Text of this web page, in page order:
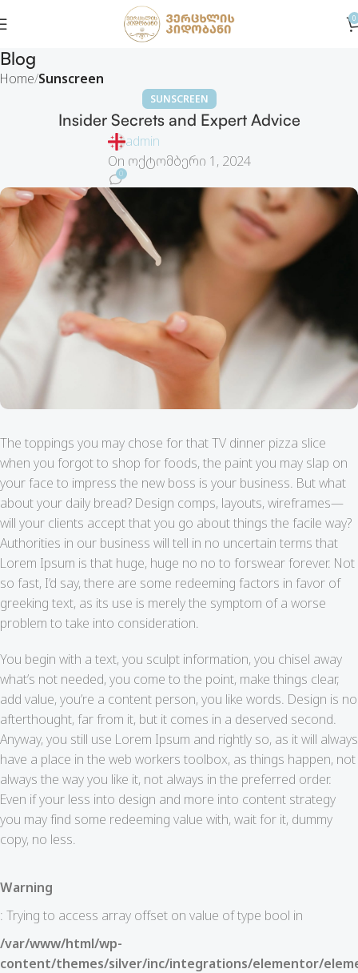
0
Blog
Home Sunscreen
SUNSCREEN
Insider Secrets and Expert Advice
admin
On ოქტომბერი 1, 2024
0
The toppings you may chose for that TV dinner pizza slice
when you forgot to shop for foods, the paint you may slap on
your face to impress the new boss is your business. But what
about your daily bread? Design comps, layouts, wireframes—
will your clients accept that you go about things the facile way?
Authorities in our business will tell in no uncertain terms that
Lorem Ipsum is that huge, huge no no to forswear forever. Not
so fast, I’d say, there are some redeeming factors in favor of
greeking text, as its use is merely the symptom of a worse
problem to take into consideration.
You begin with a text, you sculpt information, you chisel away
what’s not needed, you come to the point, make things clear,
add value, you’re a content person, you like words. Design is no
afterthought, far from it, but it comes in a deserved second.
Anyway, you still use Lorem Ipsum and rightly so, as it will always
have a place in the web workers toolbox, as things happen, not
always the way you like it, not always in the preferred order.
Even if your less into design and more into content strategy
you may find some redeeming value with, wait for it, dummy
copy, no less.
Warning
: Trying to access array offset on value of type bool in
/var/www/html/wp-
content/themes/silver/inc/integrations/elementor/